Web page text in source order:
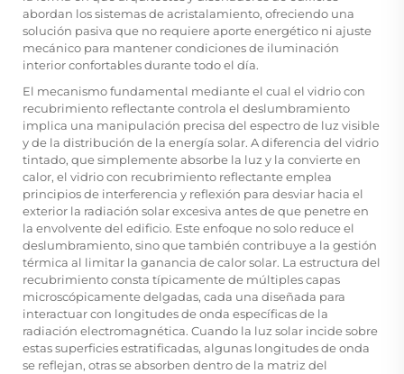
abordan los sistemas de acristalamiento, ofreciendo una
solución pasiva que no requiere aporte energético ni ajuste
mecánico para mantener condiciones de iluminación
interior confortables durante todo el día.
El mecanismo fundamental mediante el cual el vidrio con
recubrimiento reflectante controla el deslumbramiento
implica una manipulación precisa del espectro de luz visible
y de la distribución de la energía solar. A diferencia del vidrio
tintado, que simplemente absorbe la luz y la convierte en
calor, el vidrio con recubrimiento reflectante emplea
principios de interferencia y reflexión para desviar hacia el
exterior la radiación solar excesiva antes de que penetre en
la envolvente del edificio. Este enfoque no solo reduce el
deslumbramiento, sino que también contribuye a la gestión
térmica al limitar la ganancia de calor solar. La estructura del
recubrimiento consta típicamente de múltiples capas
microscópicamente delgadas, cada una diseñada para
interactuar con longitudes de onda específicas de la
radiación electromagnética. Cuando la luz solar incide sobre
estas superficies estratificadas, algunas longitudes de onda
se reflejan, otras se absorben dentro de la matriz del